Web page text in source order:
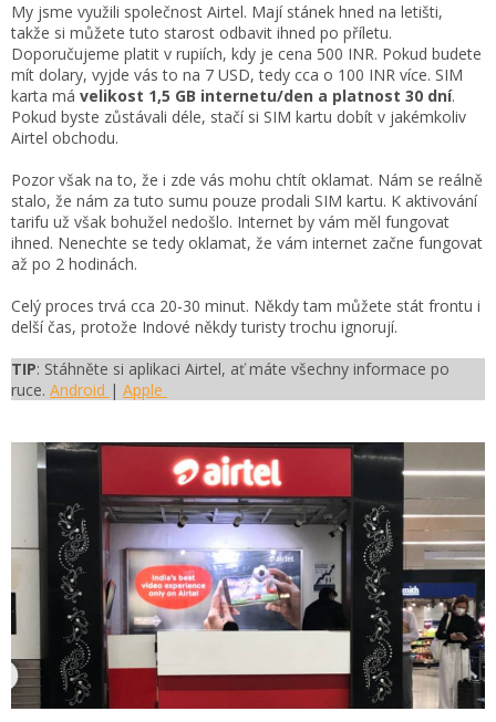
My jsme využili společnost Airtel. Mají stánek hned na letišti,
takže si můžete tuto starost odbavit ihned po příletu.
Doporučujeme platit v rupiích, kdy je cena 500 INR. Pokud budete
mít dolary, vyjde vás to na 7 USD, tedy cca o 100 INR více. SIM
karta má velikost 1,5 GB internetu/den a platnost 30 dní.
Pokud byste zůstávali déle, stačí si SIM kartu dobít v jakémkoliv
Airtel obchodu.
Pozor však na to, že i zde vás mohu chtít oklamat. Nám se reálně
stalo, že nám za tuto sumu pouze prodali SIM kartu. K aktivování
tarifu už však bohužel nedošlo. Internet by vám měl fungovat
ihned. Nenechte se tedy oklamat, že vám internet začne fungovat
až po 2 hodinách.
Celý proces trvá cca 20-30 minut. Někdy tam můžete stát frontu i
delší čas, protože Indové někdy turisty trochu ignorují.
TIP: Stáhněte si aplikaci Airtel, ať máte všechny informace po
ruce. Android | Apple